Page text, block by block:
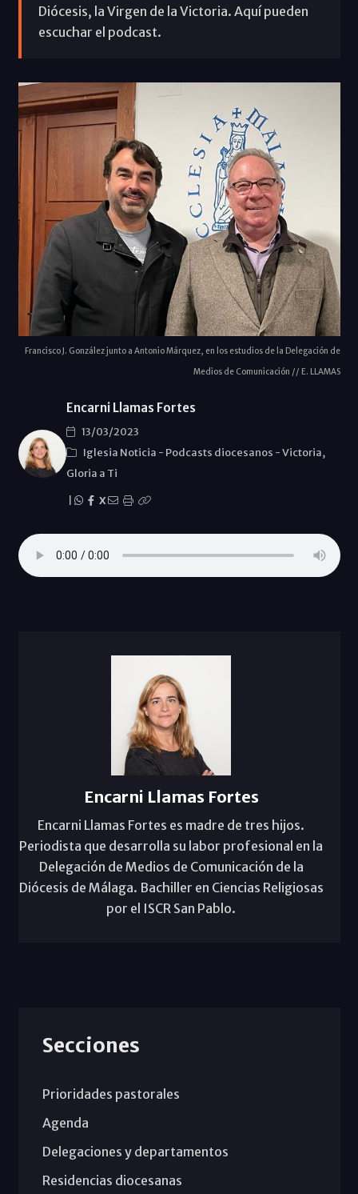
Diócesis, la Virgen de la Victoria. Aquí pueden
escuchar el podcast.
Francisco J. González junto a Antonio Márquez, en los estudios de la Delegación de
Medios de Comunicación // E. LLAMAS
Encarni Llamas Fortes
13/03/2023
Iglesia Noticia - Podcasts diocesanos -Victoria,
Gloria a Ti
X
Encarni Llamas Fortes
Encarni Llamas Fortes es madre de tres hijos.
Periodista que desarrolla su labor profesional en la
Delegación de Medios de Comunicación de la
Diócesis de Málaga. Bachiller en Ciencias Religiosas
por el ISCR San Pablo.
Secciones
Prioridades pastorales
Agenda
Delegaciones y departamentos
Residencias diocesanas